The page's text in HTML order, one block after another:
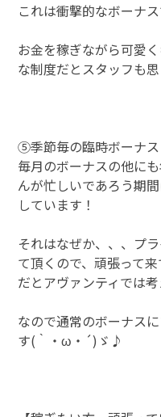
これは衝撃的なボーナ
お金を稼ぎながら可愛
な制度だとスタッフも
⑤季節毎の臨時ボーナス
毎月のボーナスの他に
んが忙しいであろう期
しています！
それはなぜか、、、プ
て頂くので、頑張って
だとアヴァンティでは考
なので通常のボーナス
す(｀・ω・´)ゞ♪